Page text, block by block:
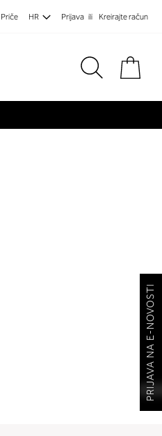
Priče HR Prijava Kreirajte račun
PRIJAVA NA E-NOVOSTI